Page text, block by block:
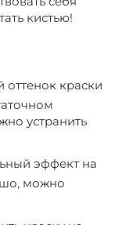
кистью!
краски
устранить
эффект на
можно